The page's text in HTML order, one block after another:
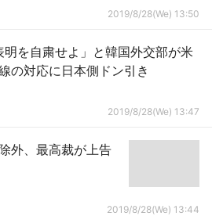
2019/8/28(We) 13:50
明を自粛せよ」と韓国外交部が米
対応に日本側ドン引き
2019/8/28(We) 13:47
外、最高裁が上告
2019/8/28(We) 13:44